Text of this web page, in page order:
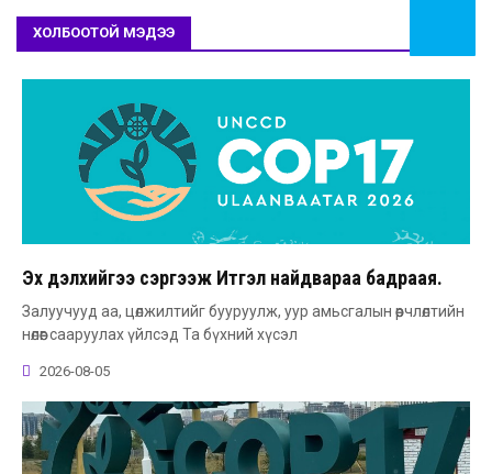
ХОЛБООТОЙ МЭДЭЭ
Эх дэлхийгээ сэргээж Итгэл найдвараа бадраая.
Залуучууд аа, цөлжилтийг бууруулж, уур амьсгалын өөрчлөлтийн
нөлөөг сааруулах үйлсэд Та бүхний хүсэл
2026-08-05